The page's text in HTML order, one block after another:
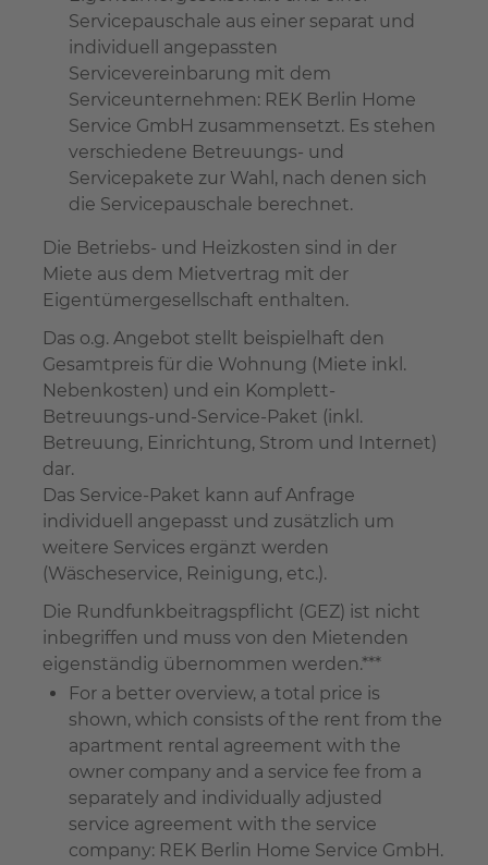
Servicepauschale aus einer separat und
individuell angepassten
Servicevereinbarung mit dem
Serviceunternehmen: REK Berlin Home
Service GmbH zusammensetzt. Es stehen
verschiedene Betreuungs- und
Servicepakete zur Wahl, nach denen sich
die Servicepauschale berechnet.
Die Betriebs- und Heizkosten sind in der
Miete aus dem Mietvertrag mit der
Eigentümergesellschaft enthalten.
Das o.g. Angebot stellt beispielhaft den
Gesamtpreis für die Wohnung (Miete inkl.
Nebenkosten) und ein Komplett-
Betreuungs-und-Service-Paket (inkl.
Betreuung, Einrichtung, Strom und Internet)
dar.
Das Service-Paket kann auf Anfrage
individuell angepasst und zusätzlich um
weitere Services ergänzt werden
(Wäscheservice, Reinigung, etc.).
Die Rundfunkbeitragspflicht (GEZ) ist nicht
inbegriffen und muss von den Mietenden
eigenständig übernommen werden.***
For a better overview, a total price is
shown, which consists of the rent from the
apartment rental agreement with the
owner company and a service fee from a
separately and individually adjusted
service agreement with the service
company: REK Berlin Home Service GmbH.